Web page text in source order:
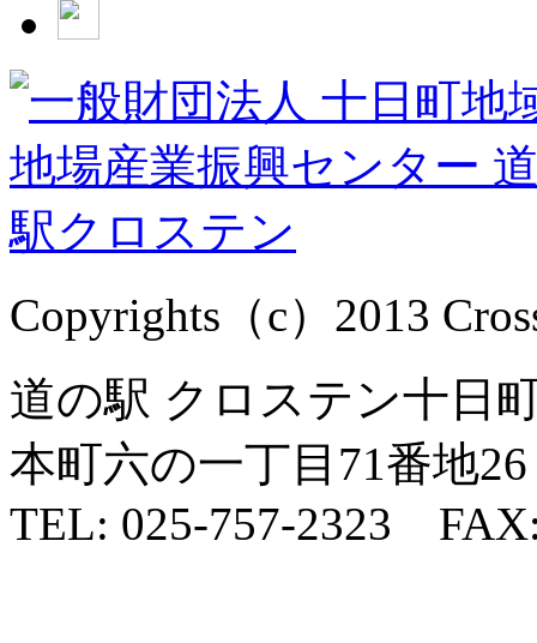
Copyrights（c）2013
道の駅 クロステン十日
本町六の一丁目71番地26
TEL: 025-757-2323